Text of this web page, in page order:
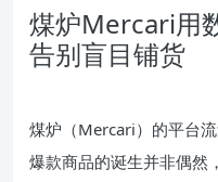
煤炉Mercari用
告别盲目铺货
煤炉（Mercari）的平台
爆款商品的诞生并非偶然